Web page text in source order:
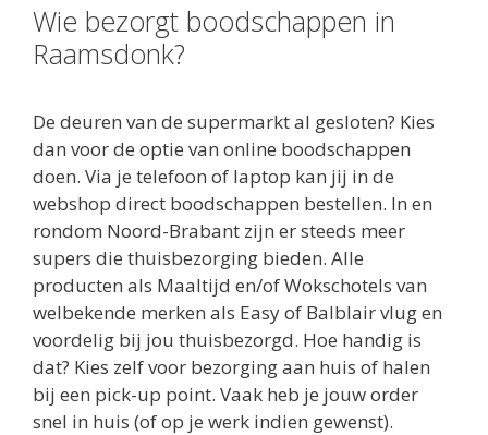
Wie bezorgt boodschappen in
Raamsdonk?
De deuren van de supermarkt al gesloten? Kies
dan voor de optie van online boodschappen
doen. Via je telefoon of laptop kan jij in de
webshop direct boodschappen bestellen. In en
rondom Noord-Brabant zijn er steeds meer
supers die thuisbezorging bieden. Alle
producten als Maaltijd en/of Wokschotels van
welbekende merken als Easy of Balblair vlug en
voordelig bij jou thuisbezorgd. Hoe handig is
dat? Kies zelf voor bezorging aan huis of halen
bij een pick-up point. Vaak heb je jouw order
snel in huis (of op je werk indien gewenst).